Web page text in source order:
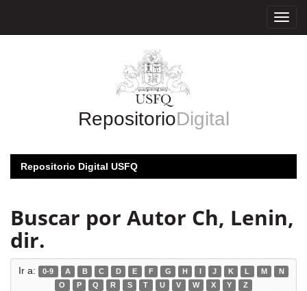
RepositorioDigital
Repositorio Digital USFQ
Buscar por Autor Ch, Lenin,
dir.
Ir a: 0-9 A B C D E F G H I J K L M
N
O
P Q R S T U V W X Y Z